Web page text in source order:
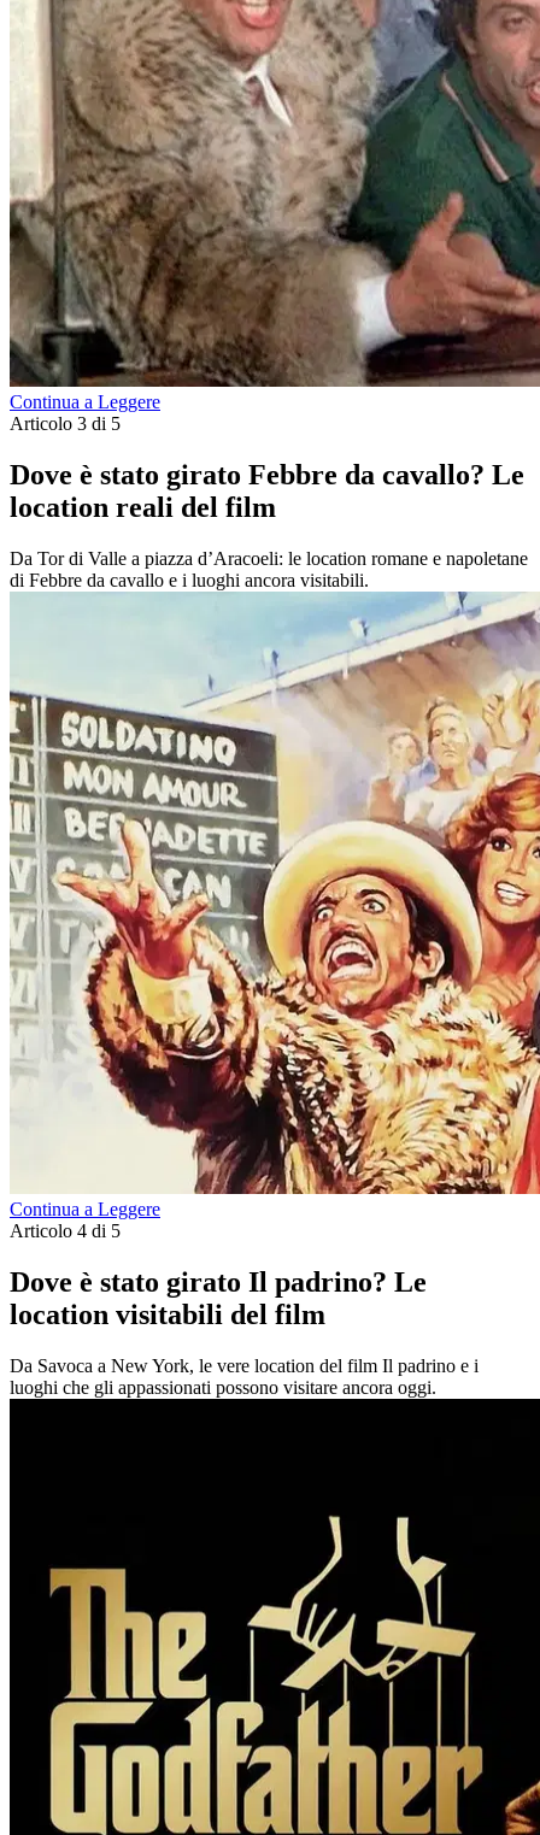
Continua a Leggere
Articolo 3 di 5
Dove è stato girato Febbre da cavallo? Le
location reali del film
Da Tor di Valle a piazza d’Aracoeli: le location romane e napoletane
di Febbre da cavallo e i luoghi ancora visitabili.
Continua a Leggere
Articolo 4 di 5
Dove è stato girato Il padrino? Le
location visitabili del film
Da Savoca a New York, le vere location del film Il padrino e i
luoghi che gli appassionati possono visitare ancora oggi.